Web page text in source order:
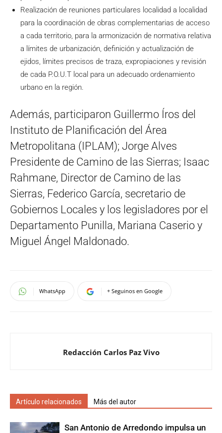
Realización de reuniones particulares localidad a localidad
para la coordinación de obras complementarias de acceso
a cada territorio, para la armonización de normativa relativa
a límites de urbanización, definición y actualización de
ejidos, límites precisos de traza, expropiaciones y revisión
de cada P.O.U.T local para un adecuado ordenamiento
urbano en la región.
Además, participaron Guillermo Íros del
Instituto de Planificación del Área
Metropolitana (IPLAM); Jorge Alves
Presidente de Camino de las Sierras; Isaac
Rahmane, Director de Camino de las
Sierras, Federico García, secretario de
Gobiernos Locales y los legisladores por el
Departamento Punilla, Mariana Caserio y
Miguel Ángel Maldonado.
WhatsApp + Seguinos en Google
Redacción Carlos Paz Vivo
Artículo relacionados Más del autor
San Antonio de Arredondo impulsa un